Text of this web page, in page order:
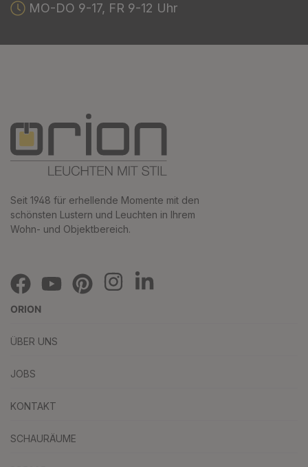
MO-DO 9-17, FR 9-12 Uhr
Seit 1948 für erhellende Momente mit den
schönsten Lustern und Leuchten in Ihrem
Wohn- und Objektbereich.
ORION
ÜBER UNS
JOBS
KONTAKT
SCHAURÄUME